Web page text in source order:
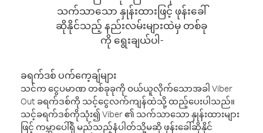
သက်သာသော နှုန်းထားဖြင့် ဖုန်းခေါ်
ဆိုနိုင်သည့် နည်းလမ်းများထဲမှ တစ်ခု
ကို ရွေးချယ်ပါ-
ခရက်ဒစ် ပက်ကေ့ချ်များ
သင်က ငွေပမာဏ တစ်ခုခုကို ဝယ်ယူလိုက်သောအခါ Viber
Out ခရက်ဒစ်ကို သင့်ငွေလက်ကျန်ထဲသို့ ထည့်ပေးပါသည်။
သင့်ခရက်ဒစ်ကိုသုံး၍ Viber ၏ သက်သာသော နှုန်းထားများ
ဖြင့် ကမ္ဘာပေါ်ရှိ မည်သည့်နံပါတ်သို့မဆို ဖုန်းခေါ်ဆိုနိုင်